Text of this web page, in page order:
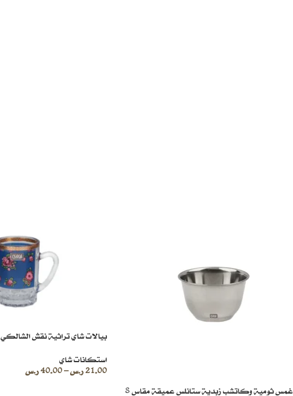
غمس ثومية وكاتشب زبدية ستانلس عميقة مقاس 8
بيالات شاي تراثية نقش الشالكي
استكانات شاي
21.00ر.س–
40.00ر.س